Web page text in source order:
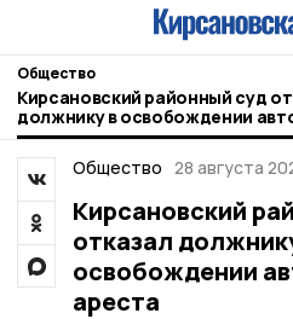
Общество
Кирсановский районный суд
должнику в освобождении
от ареста
Общество 28 августа
Кирсановский
отказал
освобождении
ареста